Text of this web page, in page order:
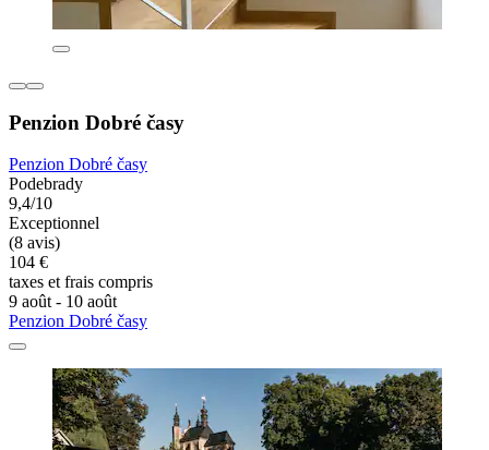
Penzion Dobré časy
Penzion Dobré časy
Podebrady
9,4/10
Exceptionnel
(8 avis)
104 €
taxes et frais compris
9 août - 10 août
Penzion Dobré časy